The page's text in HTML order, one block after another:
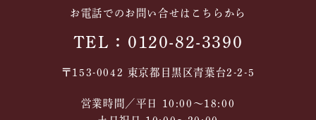
お電話でのお問い合せはこちらから
TEL：0120-82-3390
〒153-0042 東京都目黒区青葉台2-2-5
営業時間／平日 10:00～18:00